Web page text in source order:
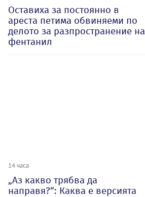
Оставиха за постоянно в
ареста петима обвиняеми по
делото за разпространение на
фентанил
14 часа
„Аз какво трябва да
направя?“: Каква е версията